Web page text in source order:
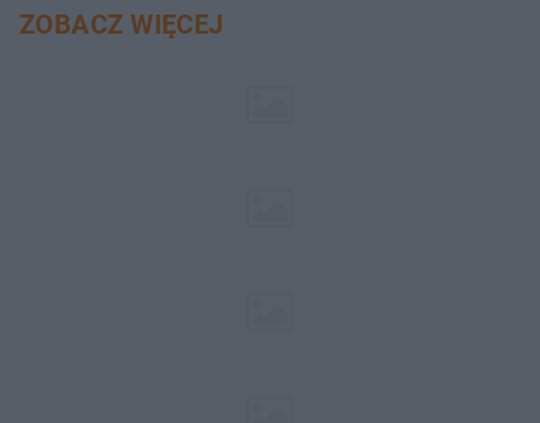
ZOBACZ WIĘCEJ